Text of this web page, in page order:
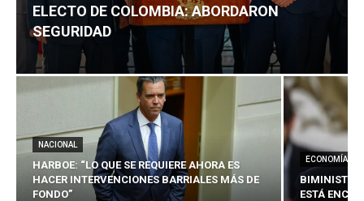
ELECTO DE COLOMBIA: ABORDARON
SEGURIDAD
NACIONAL
HARBOE: “LO QUE SE REQUIERE AHORA ES
HACER INTERVENCIONES BARRIALES MÁS DE
FONDO”
ECONOMÍA
BIMINISTRO
ESTÁ